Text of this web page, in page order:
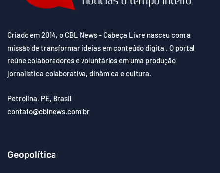
Criado em 2014, o CBL News - Cabeça Livre nasceu com a
missão de transformar ideias em conteúdo digital. O portal
reúne colaboradores e voluntários em uma produção
jornalística colaborativa, dinâmica e cultura.
Petrolina, PE, Brasil
contato@cblnews.com.br
Geopolítica